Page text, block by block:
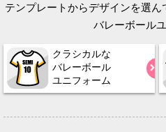
テンプレートからデザインを選
バレーボール
クラシカルな
バレーボール
ユニフォーム